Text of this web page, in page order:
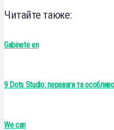
Читайте также:
Gabinete en
9 Dots Studio: переваги та
We can